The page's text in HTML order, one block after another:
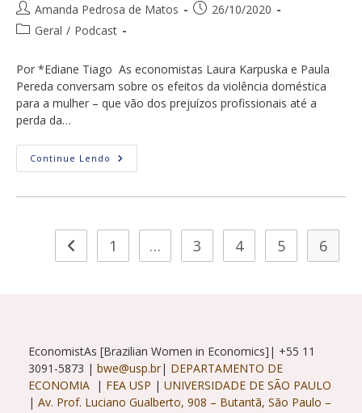
Autor
do
Amanda Pedrosa de Matos
Post26/10/2020
Categoria
post:
Geral / Podcast
Por *Ediane Tiago As economistas Laura Karpuska e Paula
Pereda conversam sobre os efeitos da violência doméstica
para a mulher – que vão dos prejuízos profissionais até a
perda da…
Continue Lendo
Violência
Ir para a página anterior
1 … 3 4 5 6
EconomistAs [Brazilian Women in Economics]| +55 11
3091-5873 | bwe@usp.br| DEPARTAMENTO DE
ECONOMIA | FEA USP | UNIVERSIDADE DE SÃO PAULO
| Av. Prof. Luciano Gualberto, 908 – Butantã, São Paulo –